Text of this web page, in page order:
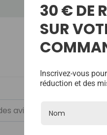
30 € DE
SUR
Inscrivez-vous
réduction et des